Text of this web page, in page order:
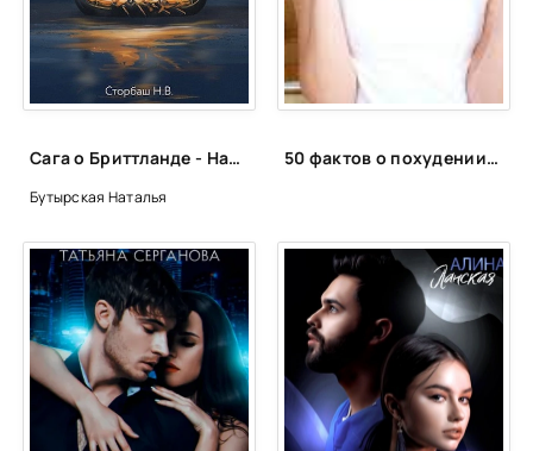
Сага о Бриттланде - Наталья Бутырская
Бутырская Наталья
50 фактов о похудении, которые вас удивят